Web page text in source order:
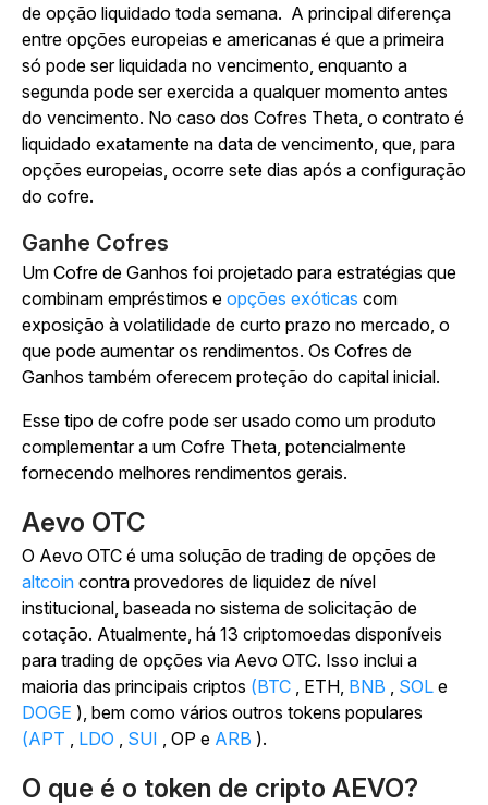
de opção liquidado toda semana. A principal diferença
entre opções europeias e americanas é que a primeira
só pode ser liquidada no vencimento, enquanto a
segunda pode ser exercida a qualquer momento antes
do vencimento. No caso dos Cofres Theta, o contrato é
liquidado exatamente na data de vencimento, que, para
opções europeias, ocorre sete dias após a configuração
do cofre.
Ganhe Cofres
Um Cofre de Ganhos foi projetado para estratégias que
combinam empréstimos e opções exóticas com
exposição à volatilidade de curto prazo no mercado, o
que pode aumentar os rendimentos. Os Cofres de
Ganhos também oferecem proteção do capital inicial.
Esse tipo de cofre pode ser usado como um produto
complementar a um Cofre Theta, potencialmente
fornecendo melhores rendimentos gerais.
Aevo OTC
O Aevo OTC é uma solução de trading de opções de
altcoin contra provedores de liquidez de nível
institucional, baseada no sistema de solicitação de
cotação. Atualmente, há 13 criptomoedas disponíveis
para trading de opções via Aevo OTC. Isso inclui a
maioria das principais criptos (BTC , ETH, BNB SOL e
DOGE ), bem como vários outros tokens populares
(APT
LDO SUI , OP e ARB ).
O que é o token de cripto AEVO?